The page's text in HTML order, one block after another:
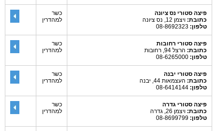
פיצה סטורי נס ציונה
כתובת: ויצמן 12, נס ציונה
טלפון:
כשר
למהדרין
פיצה סטורי רחובות
כתובת: הרצל 94, רחובות
טלפון:
כשר
למהדרין
פיצה סטורי יבנה
כתובת: העצמאות 44, יבנה
טלפון:
כשר
למהדרין
פיצה סטורי גדרה
כתובת: ויצמן 26, גדרה
טלפון:
כשר
למהדרין